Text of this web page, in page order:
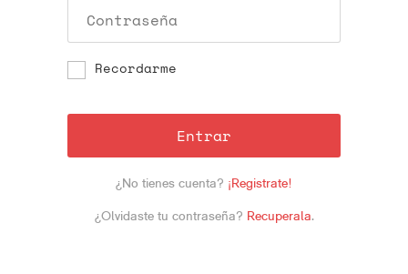
Recordarme
Entrar
¿No tienes cuenta? ¡Registrate!
¿Olvidaste tu contraseña? Recuperala.